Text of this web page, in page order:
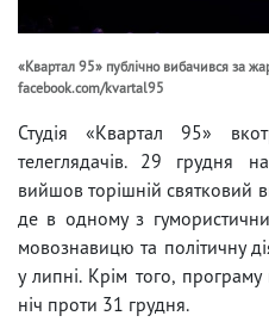
«Квартал 95» публічно вибачився за
facebook.com/kvartal95
Студія «Квартал 95»
телеглядачів. 29 грудня
вийшов торішній святковий
де в одному з
мовознавицю та політичну
у липні. Крім того,
ніч проти 31 грудня.